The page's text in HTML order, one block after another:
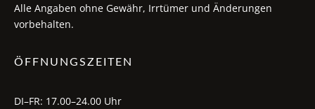
Alle Angaben ohne Gewähr, Irrtümer und Änderungen
vorbehalten.
ÖFFNUNGSZEITEN
DI–FR: 17.00–24.00 Uhr